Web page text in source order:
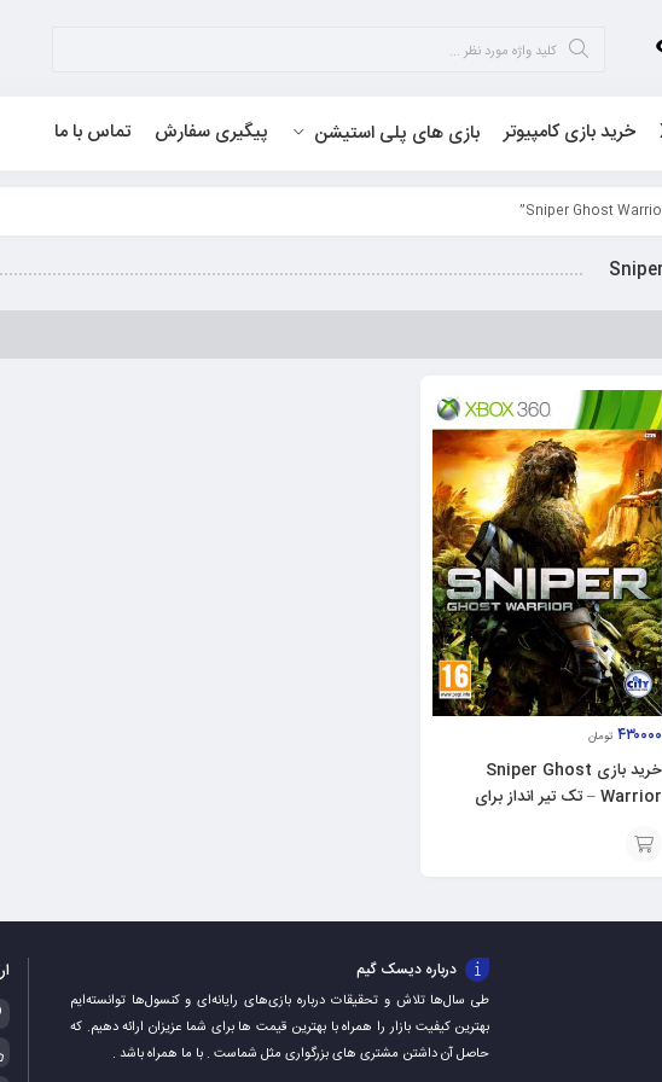
خرید بازی کامپیوتر بازی های پلی استیشن پیگیری سفارش تماس با ما
۴۳۰۰۰۰ تومان
خرید بازی Sniper Ghost
Warrior – تک تیر انداز برای
به
درباره دیسک گیم
طی سال‌ها تلاش و تحقیقات درباره بازی‌های رایانه‌ای و کنسول‌ها توانسته‌ایم
بهترین کیفیت بازار را همراه با بهترین قیمت ها برای شما عزیزان ارائه دهیم. که
حاصل آن داشتن مشتری های بزرگواری مثل شماست . با ما همراه باشد .